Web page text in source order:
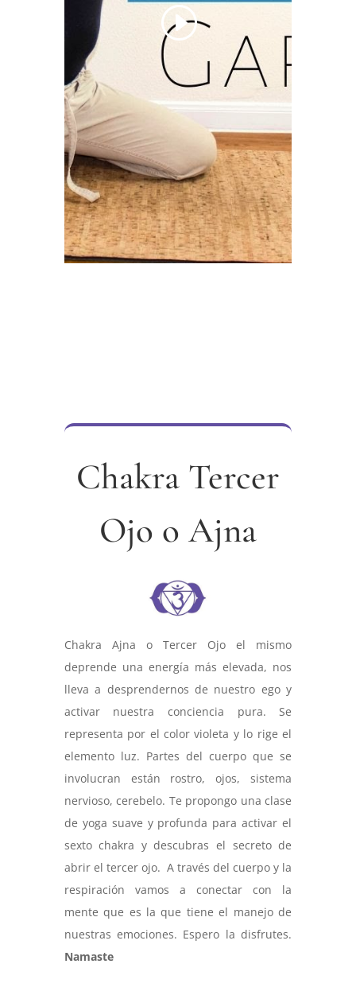
Chakra Tercer
Ojo o Ajna
Chakra Ajna o Tercer Ojo el mismo
deprende una energía más elevada, nos
lleva a desprendernos de nuestro ego y
activar nuestra conciencia pura. Se
representa por el color violeta y lo rige el
elemento luz. Partes del cuerpo que se
involucran están rostro, ojos, sistema
nervioso, cerebelo. Te propongo una clase
de yoga suave y profunda para activar el
sexto chakra y descubras el secreto de
abrir el tercer ojo. A través del cuerpo y la
respiración vamos a conectar con la
mente que es la que tiene el manejo de
nuestras emociones. Espero la disfrutes.
Namaste